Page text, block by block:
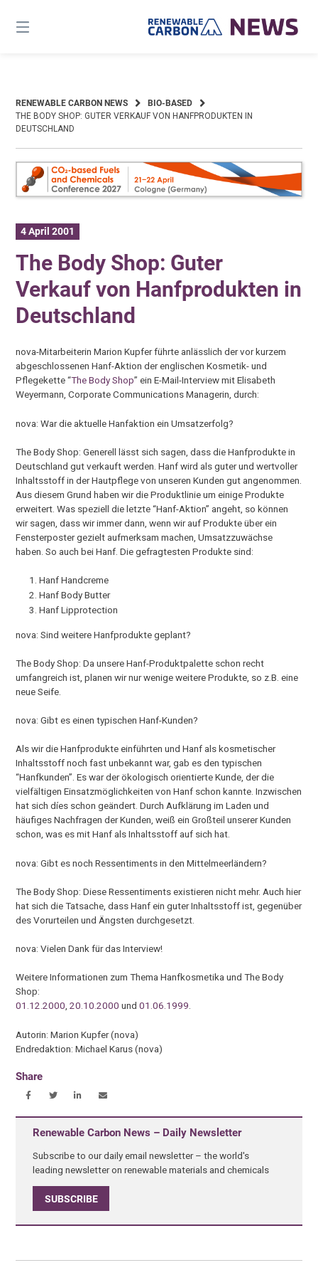
content
RENEWABLE CARBON NEWS
BIO-BASED
THE BODY SHOP: GUTER VERKAUF VON HANFPRODUKTEN IN
DEUTSCHLAND
4 April 2001
The Body Shop: Guter
Verkauf von Hanfprodukten in
Deutschland
nova-Mitarbeiterin Marion Kupfer führte anlässlich der vor kurzem
abgeschlossenen Hanf-Aktion der englischen Kosmetik- und
Pflegekette “The Body Shop” ein E-Mail-Interview mit Elisabeth
Weyermann, Corporate Communications Managerin, durch:
nova: War die aktuelle Hanfaktion ein Umsatzerfolg?
The Body Shop: Generell lässt sich sagen, dass die Hanfprodukte in
Deutschland gut verkauft werden. Hanf wird als guter und wertvoller
Inhaltsstoff in der Hautpflege von unseren Kunden gut angenommen.
Aus diesem Grund haben wir die Produktlinie um einige Produkte
erweitert. Was speziell die letzte “Hanf-Aktion” angeht, so können
wir sagen, dass wir immer dann, wenn wir auf Produkte über ein
Fensterposter gezielt aufmerksam machen, Umsatzzuwächse
haben. So auch bei Hanf. Die gefragtesten Produkte sind:
Hanf Handcreme
Hanf Body Butter
Hanf Lipprotection
nova: Sind weitere Hanfprodukte geplant?
The Body Shop: Da unsere Hanf-Produktpalette schon recht
umfangreich ist, planen wir nur wenige weitere Produkte, so z.B. eine
neue Seife.
nova: Gibt es einen typischen Hanf-Kunden?
Als wir die Hanfprodukte einführten und Hanf als kosmetischer
Inhaltsstoff noch fast unbekannt war, gab es den typischen
“Hanfkunden”. Es war der ökologisch orientierte Kunde, der die
vielfältigen Einsatzmöglichkeiten von Hanf schon kannte. Inzwischen
hat sich díes schon geändert. Durch Aufklärung im Laden und
häufiges Nachfragen der Kunden, weiß ein Großteil unserer Kunden
schon, was es mit Hanf als Inhaltsstoff auf sich hat.
nova: Gibt es noch Ressentiments in den Mittelmeerländern?
The Body Shop: Diese Ressentiments existieren nicht mehr. Auch hier
hat sich die Tatsache, dass Hanf ein guter Inhaltsstoff ist, gegenüber
des Vorurteilen und Ängsten durchgesetzt.
nova: Vielen Dank für das Interview!
Weitere Informationen zum Thema Hanfkosmetika und The Body
Shop:
01.12.2000,20.10.2000 und01.06.1999.
Autorin: Marion Kupfer (nova)
Endredaktion: Michael Karus (nova)
Share
Renewable Carbon News – Daily Newsletter
Subscribe to our daily email newsletter – the world's
leading newsletter on renewable materials and chemicals
SUBSCRIBE